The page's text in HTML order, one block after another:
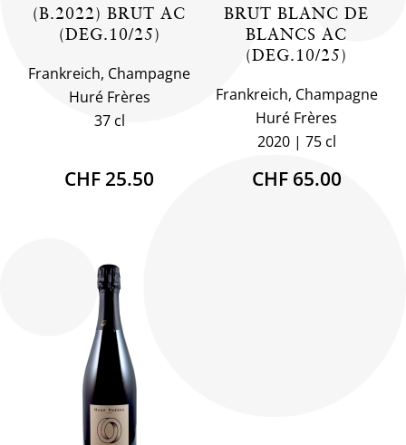
(B.2022) BRUT AC
(DEG.10/25)
Frankreich, Champagne
Huré Frères
37 cl
CHF 25.50
BRUT BLANC DE
BLANCS AC
(DEG.10/25)
Frankreich, Champagne
Huré Frères
2020
75 cl
CHF 65.00